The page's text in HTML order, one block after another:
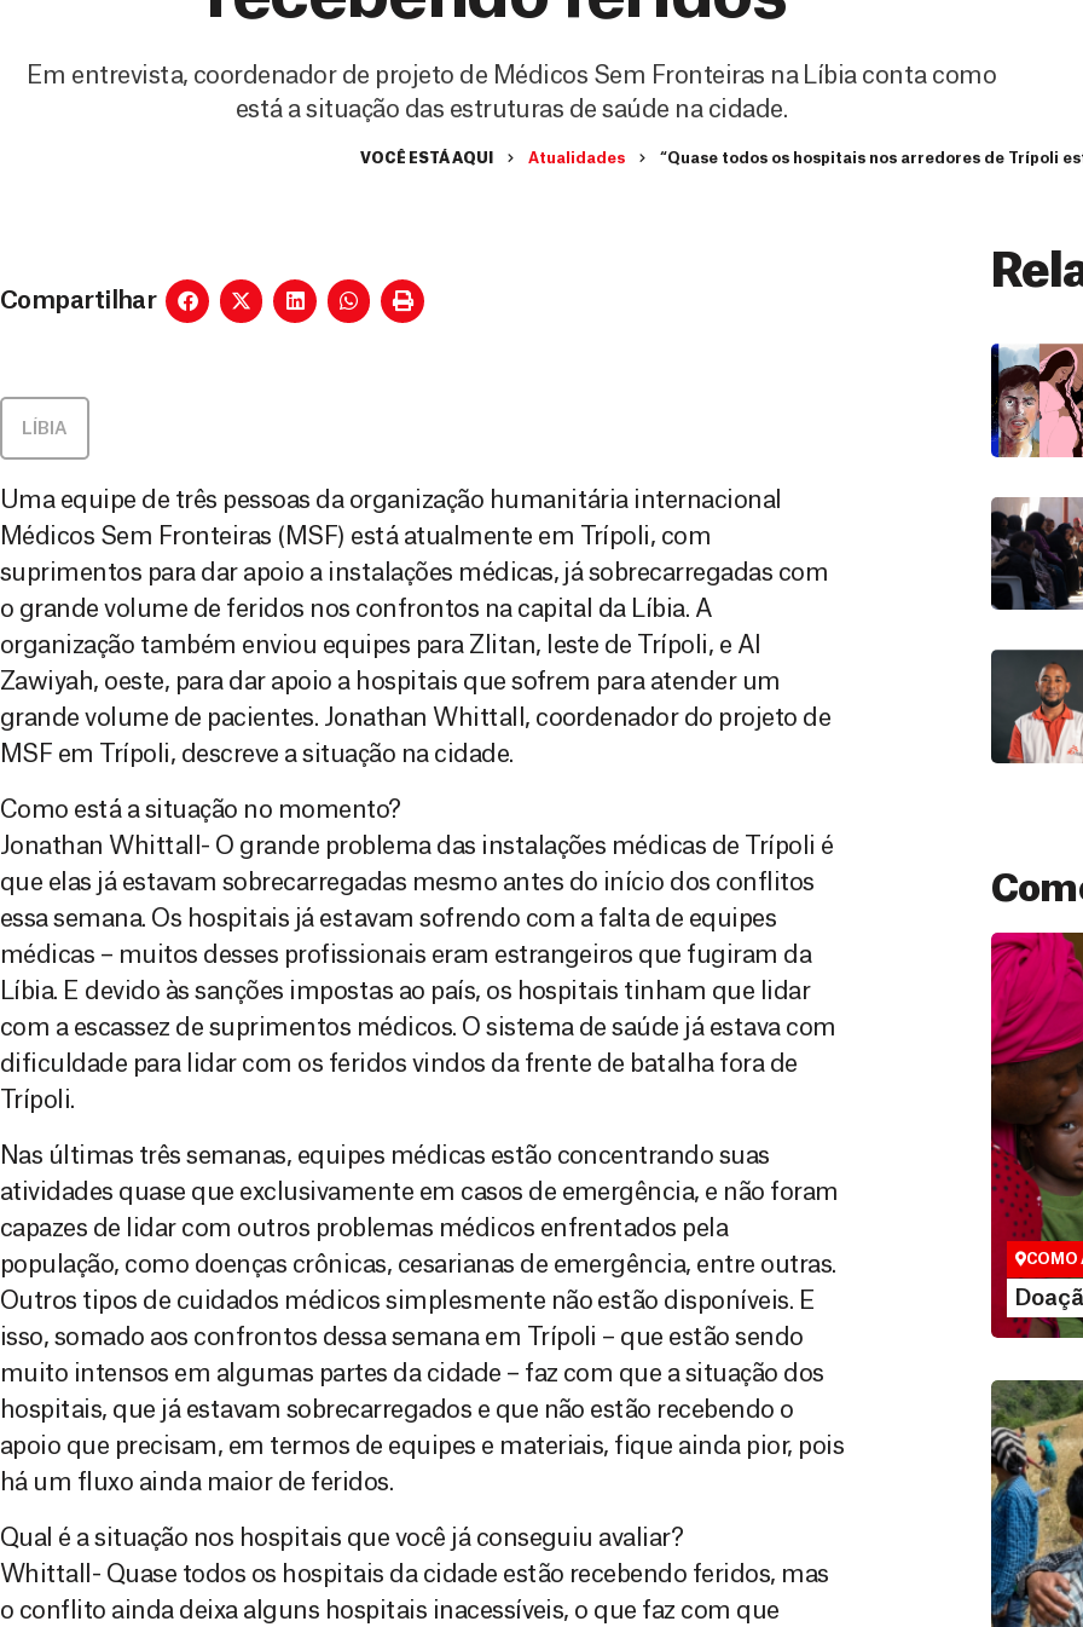
Em entrevista, coordenador de projeto de Médicos Sem Fronteiras na Líbia conta como
está a situação das estruturas de saúde na cidade.
VOCÊ ESTÁ AQUI Atualidades “Quase todos os hospitais nos arredores de Trípoli
Compartilhar
LÍBIA
Uma equipe de três pessoas da organização humanitária internacional
Médicos Sem Fronteiras (MSF) está atualmente em Trípoli, com
suprimentos para dar apoio a instalações médicas, já sobrecarregadas com
o grande volume de feridos nos confrontos na capital da Líbia. A
organização também enviou equipes para Zlitan, leste de Trípoli, e Al
Zawiyah, oeste, para dar apoio a hospitais que sofrem para atender um
grande volume de pacientes. Jonathan Whittall, coordenador do projeto de
MSF em Trípoli, descreve a situação na cidade.
Como está a situação no momento?
Jonathan Whittall- O grande problema das instalações médicas de Trípoli é
que elas já estavam sobrecarregadas mesmo antes do início dos conflitos
essa semana. Os hospitais já estavam sofrendo com a falta de equipes
médicas – muitos desses profissionais eram estrangeiros que fugiram da
Líbia. E devido às sanções impostas ao país, os hospitais tinham que lidar
com a escassez de suprimentos médicos. O sistema de saúde já estava com
dificuldade para lidar com os feridos vindos da frente de batalha fora de
Trípoli.
Nas últimas três semanas, equipes médicas estão concentrando suas
atividades quase que exclusivamente em casos de emergência, e não foram
capazes de lidar com outros problemas médicos enfrentados pela
população, como doenças crônicas, cesarianas de emergência, entre outras.
Outros tipos de cuidados médicos simplesmente não estão disponíveis. E
isso, somado aos confrontos dessa semana em Trípoli – que estão sendo
muito intensos em algumas partes da cidade – faz com que a situação dos
hospitais, que já estavam sobrecarregados e que não estão recebendo o
apoio que precisam, em termos de equipes e materiais, fique ainda pior, pois
há um fluxo ainda maior de feridos.
Qual é a situação nos hospitais que você já conseguiu avaliar?
Whittall- Quase todos os hospitais da cidade estão recebendo feridos, mas
o conflito ainda deixa alguns hospitais inacessíveis, o que faz com que
Doação
São as
que nos
vidas em
COMO